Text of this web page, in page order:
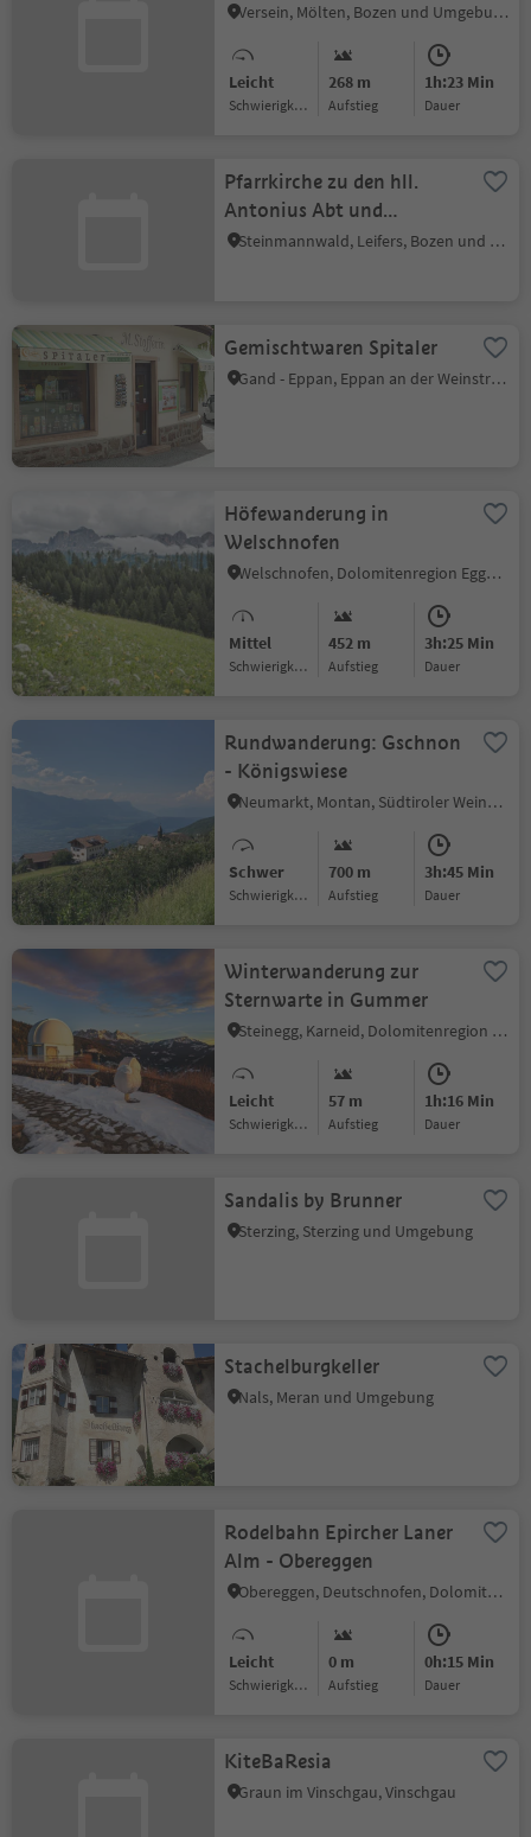
Versein, Mölten, Bozen und Umgebung
Leicht
Schwierigkeitsgrad
268 m
Aufstieg
1h:23 Min
Dauer
Pfarrkirche zu den hll.
Antonius Abt und
Nikolaus
Steinmannwald, Leifers, Bozen und Umgebung
Gemischtwaren Spitaler
Gand - Eppan, Eppan an der Weinstraße, Südtiroler Weinstraße
Höfewanderung in
Welschnofen
Welschnofen, Dolomitenregion Eggental
Mittel
Schwierigkeitsgrad
452 m
Aufstieg
3h:25 Min
Dauer
Rundwanderung: Gschnon
- Königswiese
Neumarkt, Montan, Südtiroler Weinstraße
Schwer
Schwierigkeitsgrad
700 m
Aufstieg
3h:45 Min
Dauer
Winterwanderung zur
Sternwarte in Gummer
Steinegg, Karneid, Dolomitenregion Eggental
Leicht
Schwierigkeitsgrad
57 m
Aufstieg
1h:16 Min
Dauer
Sandalis by Brunner
Sterzing, Sterzing und Umgebung
Stachelburgkeller
Nals, Meran und Umgebung
Rodelbahn Epircher Laner
Alm - Obereggen
Obereggen, Deutschnofen, Dolomitenregion Eggental
Leicht
Schwierigkeitsgrad
0 m
Aufstieg
0h:15 Min
Dauer
KiteBaResia
Graun im Vinschgau, Vinschgau